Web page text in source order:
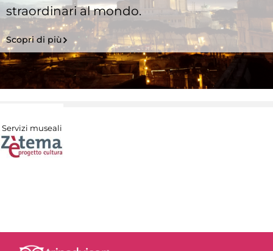
straordinari al mondo.
Scopri di più
Servizi museali